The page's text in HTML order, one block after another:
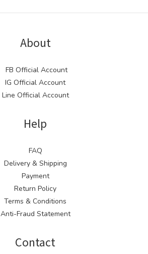
About
FB Official Account
IG Official Account
Line Official Account
Help
FAQ
Delivery & Shipping
Payment
Return Policy
Terms & Conditions
Anti-Fraud Statement
Contact